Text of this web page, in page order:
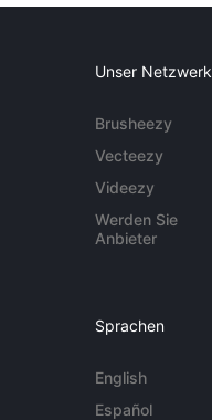
Unser Netzwerk
Brusheezy
Vecteezy
Videezy
Werden Sie
Anbieter
Sprachen
English
Español